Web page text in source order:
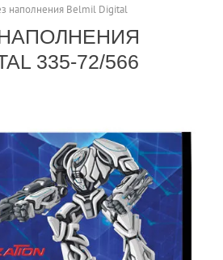
наполнения Belmil Digital
335-72/566